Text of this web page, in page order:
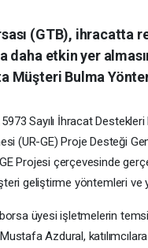
(GTB), ihracatta
daha etkin yer
Müşteri Bulma
Sayılı İhracat
(UR-GE) Proje Desteği
Projesi çerçevesinde
geliştirme yöntemleri ve
üyesi işletmelerin
Azdural,